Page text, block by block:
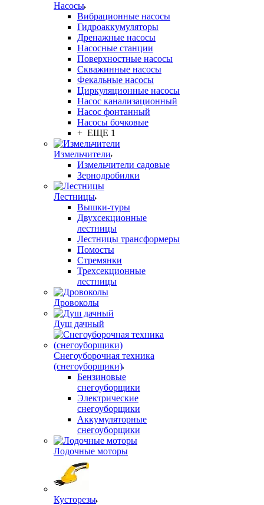
Насосы
Вибрационные насосы
Гидроаккумуляторы
Дренажные насосы
Насосные станции
Поверхностные насосы
Скважинные насосы
Фекальные насосы
Циркуляционные насосы
Насос канализационный
Насос фонтанный
Насосы бочковые
+ ЕЩЕ 1
Измельчители
Измельчители садовые
Зернодробилки
Лестницы
Вышки-туры
Двухсекционные
лестницы
Лестницы трансформеры
Помосты
Стремянки
Трехсекционные
лестницы
Дровоколы
Душ дачный
Снегоуборочная техника
(снегоуборщики)
Бензиновые
снегоуборщики
Электрические
снегоуборщики
Аккумуляторные
снегоуборщики
Лодочные моторы
Кусторезы